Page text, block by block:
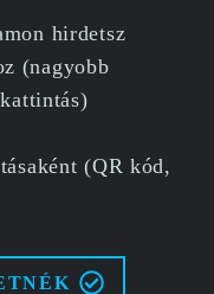
hirdetsz
(nagyobb
(QR kód,